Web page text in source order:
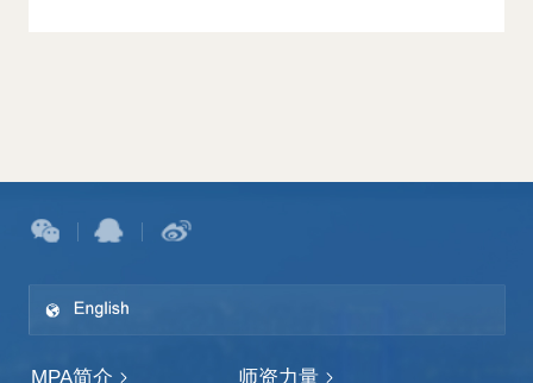
MPA简介 师资力量